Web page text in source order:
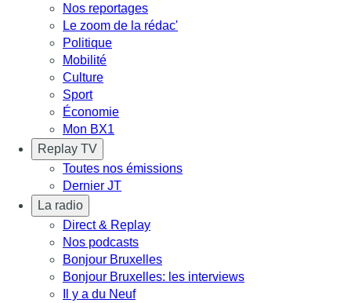
Nos reportages
Le zoom de la rédac'
Politique
Mobilité
Culture
Sport
Économie
Mon BX1
Replay TV
Toutes nos émissions
Dernier JT
La radio
Direct & Replay
Nos podcasts
Bonjour Bruxelles
Bonjour Bruxelles: les interviews
Il y a du Neuf